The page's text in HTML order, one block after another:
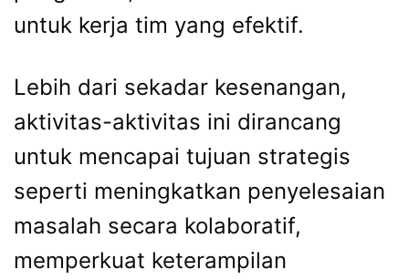
untuk kerja tim yang efektif.
Lebih dari sekadar kesenangan,
aktivitas-aktivitas ini dirancang
untuk mencapai tujuan strategis
seperti meningkatkan penyelesaian
masalah secara kolaboratif,
memperkuat keterampilan